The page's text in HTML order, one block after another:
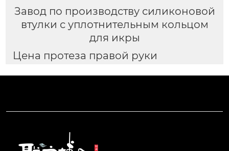
Завод по производству силиконовой
втулки с уплотнительным кольцом
для икры
Цена протеза правой руки